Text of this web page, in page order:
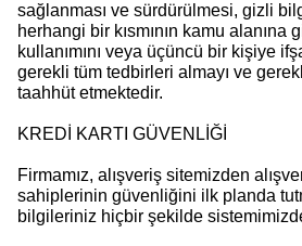
sağlanması ve sürdürülmesi, gizli
herhangi bir kısmının kamu alanına
kullanımını veya üçüncü bir kişiye
gerekli tüm tedbirleri almayı ve
taahhüt etmektedir.
KREDİ KARTI GÜVENLİĞİ
Firmamız, alışveriş sitemizden
sahiplerinin güvenliğini ilk planda
bilgileriniz hiçbir şekilde